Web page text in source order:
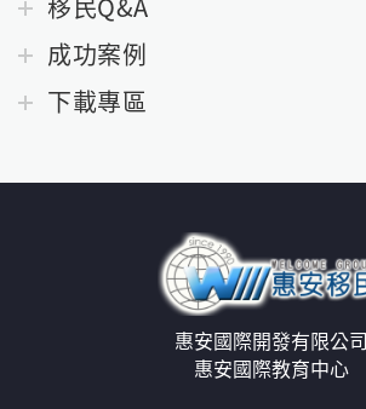
成功案例
下載專區
惠安國際開發有限公司
惠安國際教育中心